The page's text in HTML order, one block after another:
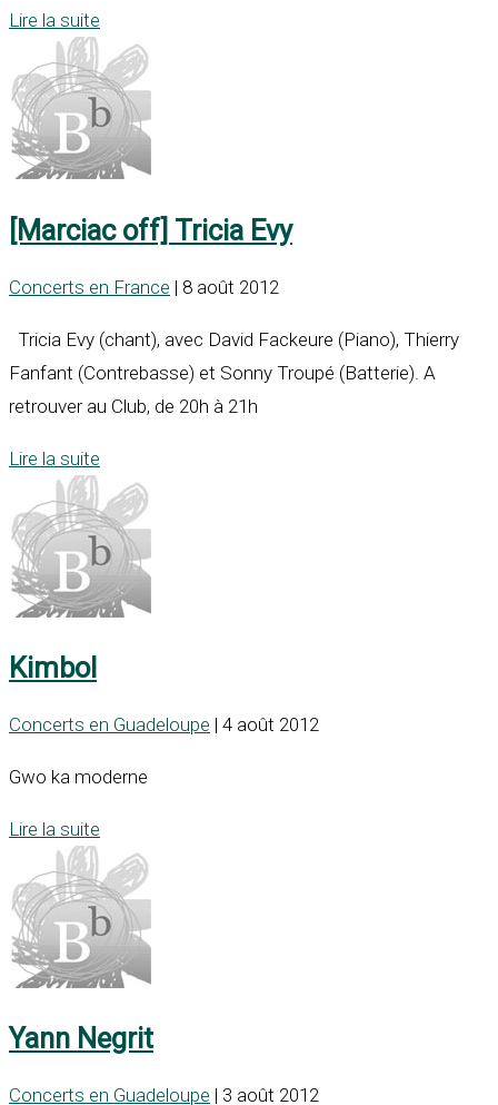
Lire la suite
[Marciac off] Tricia Evy
Concerts en France | 8 août 2012
Tricia Evy (chant), avec David Fackeure (Piano), Thierry
Fanfant (Contrebasse) et Sonny Troupé (Batterie). A
retrouver au Club, de 20h à 21h
Lire la suite
Kimbol
Concerts en Guadeloupe | 4 août 2012
Gwo ka moderne
Lire la suite
Yann Negrit
Concerts en Guadeloupe | 3 août 2012